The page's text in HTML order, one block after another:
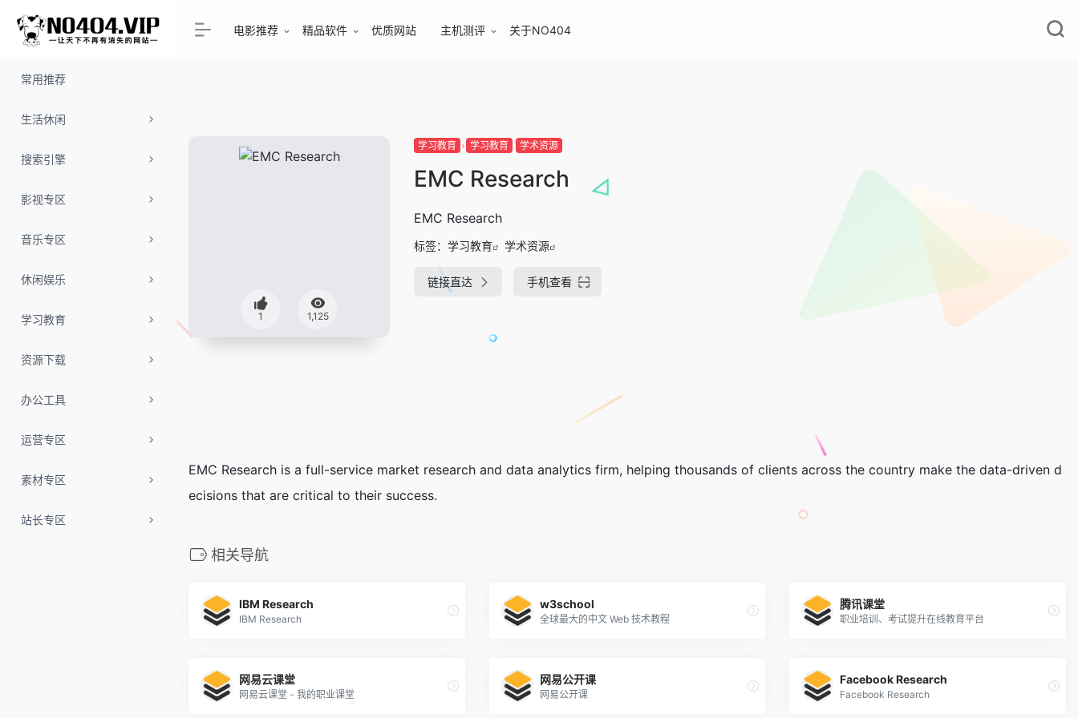
常用推荐
生活休闲
搜索引擎
影视专区
音乐专区
休闲娱乐
学习教育
资源下载
办公工具
运营专区
素材专区
站长专区
电影推荐 精品软件 优质网站 主机测评 关于NO404
1 1,125
学习教育 学习教育 学术资源
EMC Research
EMC Research
标签： 学习教育 学术资源
链接直达 手机查看
EMC Research is a full-service market research and data analytics firm, helping thousands of clients across the country make the data-driven d
ecisions that are critical to their success.
相关导航
IBM Research
IBM Research
w3school
全球最大的中文 Web 技术教程
腾讯课堂
职业培训、考试提升在线教育平台
网易云课堂
网易云课堂 - 我的职业课堂
网易公开课
网易公开课
Facebook Research
Facebook Research